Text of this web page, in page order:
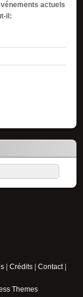
actuels
il:
Crédits Contact|
Themes